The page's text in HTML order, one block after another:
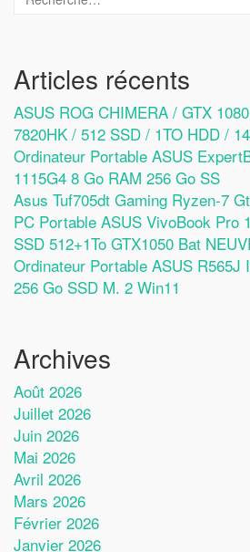
Articles récents
ASUS ROG CHIMERA / GTX
7820HK / 512 SSD / 1TO HDD /
Ordinateur Portable ASUS
1115G4 8 Go RAM 256 Go SS
Asus Tuf705dt Gaming Ryzen-7
PC Portable ASUS VivoBook Pro
SSD 512+1To GTX1050 Bat
Ordinateur Portable ASUS R565J
256 Go SSD M. 2 Win11
Archives
Août 2026
Juillet 2026
Juin 2026
Mai 2026
Avril 2026
Mars 2026
Février 2026
Janvier 2026